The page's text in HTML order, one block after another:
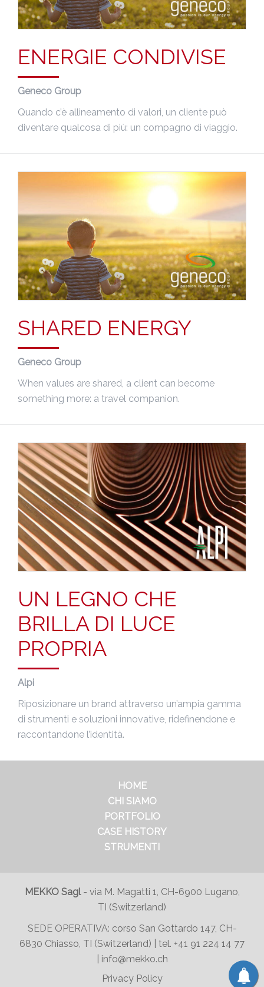
ENERGIE CONDIVISE
Geneco Group
Quando c’è allineamento di valori, un cliente può
diventare qualcosa di più: un compagno di viaggio.
SHARED ENERGY
Geneco Group
When values are shared, a client can become
something more: a travel companion.
UN LEGNO CHE
BRILLA DI LUCE
PROPRIA
Alpi
Riposizionare un brand attraverso un’ampia gamma
di strumenti e soluzioni innovative, ridefinendone e
raccontandone l’identità.
HOME
CHI SIAMO
PORTFOLIO
CASE HISTORY
STRUMENTI
MEKKO Sagl - via M. Magatti 1, CH-6900 Lugano,
TI (Switzerland)
SEDE OPERATIVA: corso San Gottardo 147, CH-
6830 Chiasso, TI (Switzerland) | tel. +41 91 224 14 77
info@mekko.ch
Privacy Policy